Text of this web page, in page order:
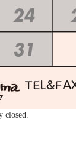
closed.